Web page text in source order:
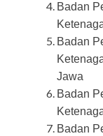
Badan
Badan
Jawa
Badan
Badan